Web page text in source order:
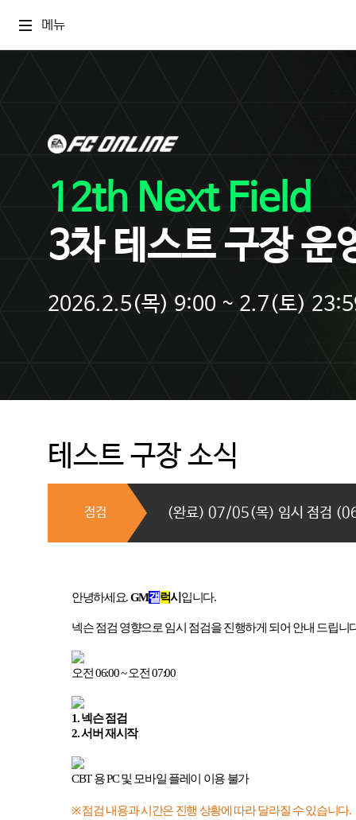
메뉴
12th Next Field
3차 테스트 구장 운
2026.2.5(목) 9:00 ~ 2.7(토)
테스트 구장 소식
(완료) 07/05(목) 임시 점검
점검
안녕하세요.GM갤럭시 입니다.
넥슨 점검 영향으로 임시 점검을 진행하게 되어 안내 드립니
오전 06:00 ~오전 07:00
1.넥슨 점검
2.서버 재시작
CBT용PC및 모바일 플레이 이용 불가
※ 점검 내용과 시간은 진행 상황에 따라 달라질 수 있습니다.